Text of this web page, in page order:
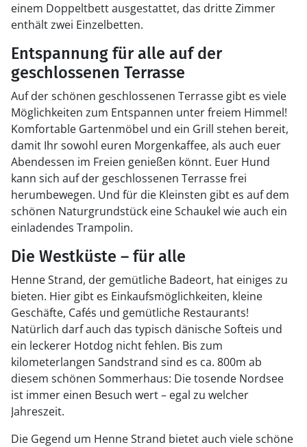
einem Doppeltbett ausgestattet, das dritte Zimmer
enthält zwei Einzelbetten.
Entspannung für alle auf der
geschlossenen Terrasse
Auf der schönen geschlossenen Terrasse gibt es viele
Möglichkeiten zum Entspannen unter freiem Himmel!
Komfortable Gartenmöbel und ein Grill stehen bereit,
damit Ihr sowohl euren Morgenkaffee, als auch euer
Abendessen im Freien genießen könnt. Euer Hund
kann sich auf der geschlossenen Terrasse frei
herumbewegen. Und für die Kleinsten gibt es auf dem
schönen Naturgrundstück eine Schaukel wie auch ein
einladendes Trampolin.
Die Westküste – für alle
Henne Strand, der gemütliche Badeort, hat einiges zu
bieten. Hier gibt es Einkaufsmöglichkeiten, kleine
Geschäfte, Cafés und gemütliche Restaurants!
Natürlich darf auch das typisch dänische Softeis und
ein leckerer Hotdog nicht fehlen. Bis zum
kilometerlangen Sandstrand sind es ca. 800m ab
diesem schönen Sommerhaus: Die tosende Nordsee
ist immer einen Besuch wert – egal zu welcher
Jahreszeit.
Die Gegend um Henne Strand bietet auch viele schöne